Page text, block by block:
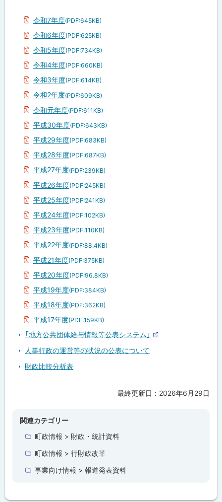
令和7年度(PDF:645KB)
令和6年度(PDF:625KB)
令和5年度(PDF:734KB)
令和4年度(PDF:660KB)
令和3年度(PDF:614KB)
令和2年度(PDF:609KB)
令和元年度(PDF:611KB)
平成30年度(PDF:643KB)
平成29年度(PDF:683KB)
平成28年度(PDF:687KB)
平成27年度(PDF:239KB)
平成26年度(PDF:245KB)
平成25年度(PDF:241KB)
平成24年度(PDF:102KB)
平成23年度(PDF:110KB)
平成22年度(PDF:88.4KB)
平成21年度(PDF:375KB)
平成20年度(PDF:96.8KB)
平成19年度(PDF:384KB)
平成18年度(PDF:362KB)
平成17年度(PDF:159KB)
「地方公共団体給与情報等公表システム」
人事行政の運営等の状況の公表について
財政比較分析表
最終更新日： 2026年6月29日
関連カテゴリー
町政情報 > 財政・統計資料
町政情報 > 行財政改革
事業向け情報 > 報道発表資料